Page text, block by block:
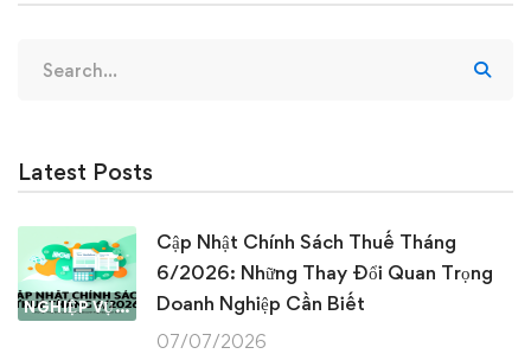
for:
Latest Posts
NGHIỆP VỤ KẾ TOÁN & THUẾ
Cập Nhật Chính Sách Thuế Tháng
6/2026: Những Thay Đổi Quan Trọng
Doanh Nghiệp Cần Biết
07/07/2026